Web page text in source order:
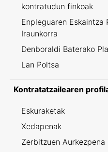
kontratudun finkoak
Enpleguaren Eskaintza
Iraunkorra
Denboraldi Baterako
Lan Poltsa
Kontratatzailearen
Eskuraketak
Xedapenak
Zerbitzuen Aurkezpena